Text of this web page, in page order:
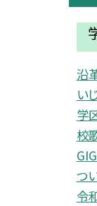
沿
い
学
校
つ
令